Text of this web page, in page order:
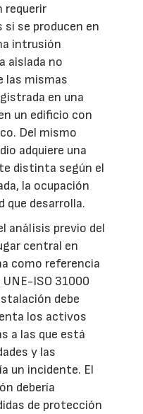
requerir
se producen en
intrusión
aislada no
las mismas
en una
un edificio con
Del mismo
adquiere una
distinta según el
la ocupación
que desarrolla.
análisis previo del
central en
como referencia
ISO 31000
debe
los activos
a las que está
y las
un incidente. El
debería
de protección